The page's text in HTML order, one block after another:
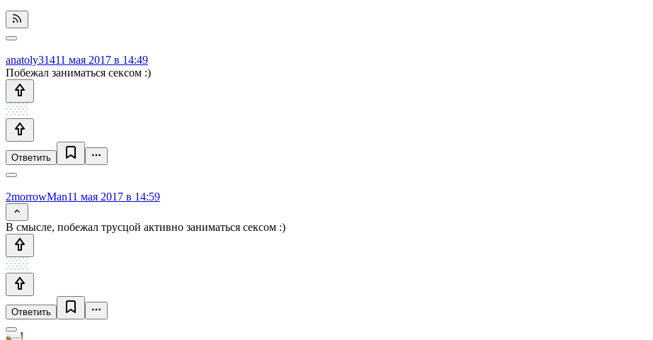
anatoly31411 мая 2017 в 14:49
Побежал заниматься сексом :)
Ответить
2morrowMan11 мая 2017 в 14:59
В смысле, побежал трусцой активно заниматься сексом :)
Ответить